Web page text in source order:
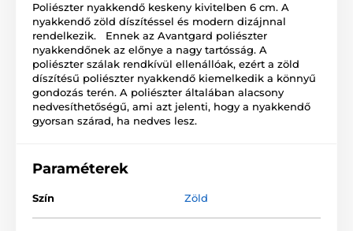
Poliészter nyakkendő keskeny kivitelben 6 cm. A
nyakkendő zöld díszítéssel és modern dizájnnal
rendelkezik. Ennek az Avantgard poliészter
nyakkendőnek az előnye a nagy tartósság. A
poliészter szálak rendkívül ellenállóak, ezért a zöld
díszítésű poliészter nyakkendő kiemelkedik a könnyű
gondozás terén. A poliészter általában alacsony
nedvesíthetőségű, ami azt jelenti, hogy a nyakkendő
gyorsan szárad, ha nedves lesz.
Paraméterek
Szín Zöld